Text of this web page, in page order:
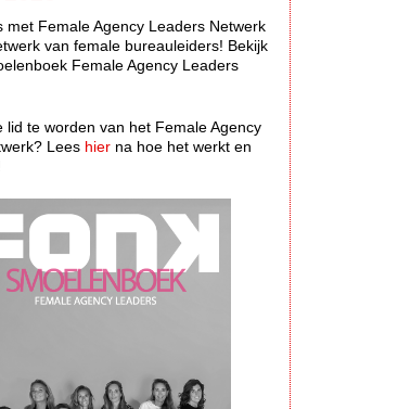
met Female Agency Leaders Netwerk
van female bureauleiders! Bekijk
Female Agency Leaders
lid te worden van het Female Agency
Lees hier na hoe het werkt en